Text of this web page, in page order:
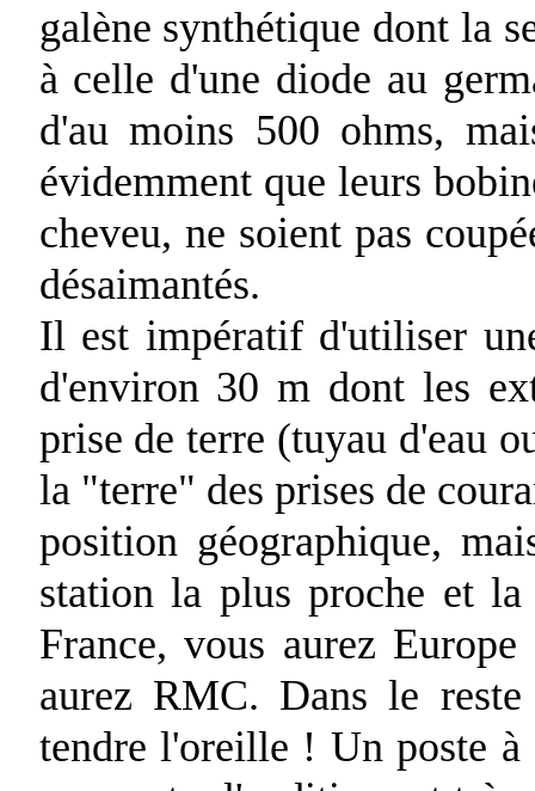
galène synthétique dont la
à celle d'une diode au
d'au moins 500 ohms,
évidemment que leurs
cheveu, ne soient pas
désaimantés.
Il est impératif d'utiliser
d'environ 30 m dont les
prise de terre (tuyau d'eau
la "terre" des prises de
position géographique,
station la plus proche et
France, vous aurez
aurez RMC. Dans le
tendre l'oreille ! Un poste